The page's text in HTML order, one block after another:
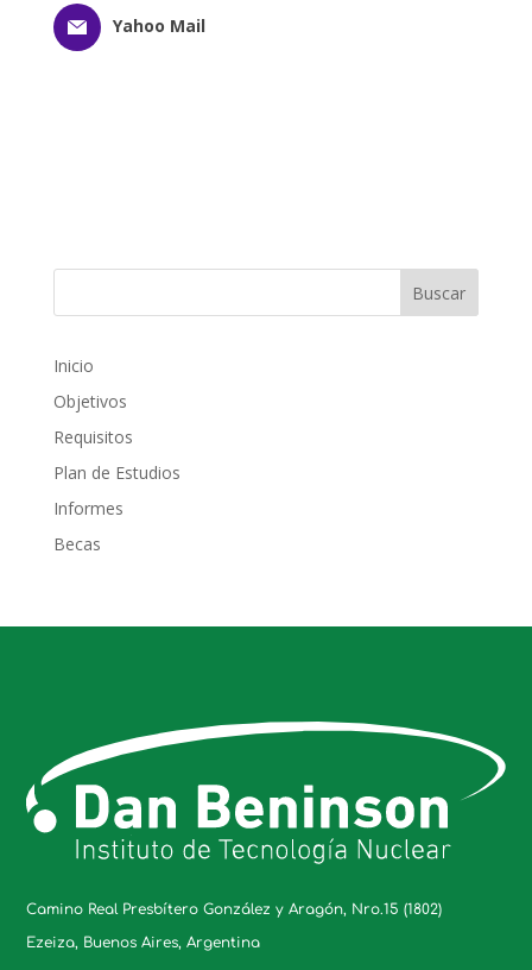
Yahoo Mail
Inicio
Objetivos
Requisitos
Plan de Estudios
Informes
Becas
Camino Real Presbítero González y Aragón, Nro.15 (1802)
Ezeiza, Buenos Aires, Argentina